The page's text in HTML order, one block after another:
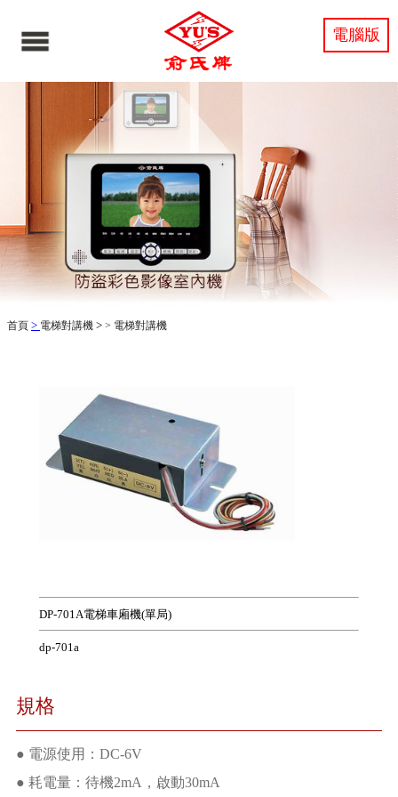
電腦版
首頁 > 電梯對講機 > > 電梯對講機
DP-701A電梯車廂機(單局)
dp-701a
規格
● 電源使用：DC-6V
● 耗電量：待機2mA，啟動30mA